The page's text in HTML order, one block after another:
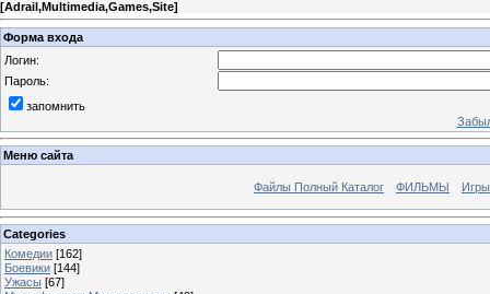
[Adrail,Multimedia,Games,Site]
Форма входа
Логин:
Пароль:
запомнить
Меню сайта
Файлы Полный Каталог ФИЛЬМЫ
Categories
Комедии [162]
Боевики [144]
Ужасы [67]